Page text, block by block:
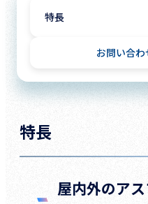
お問い合わ
特長
屋内外のア